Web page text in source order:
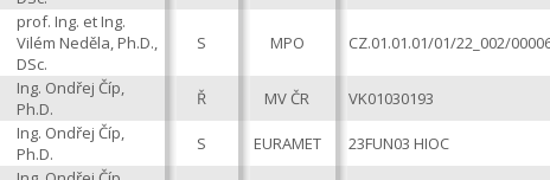
prof. Ing. et Ing.
Vilém Neděla, Ph.D.,
DSc.
S MPO CZ.01.01.01/01/22_002/
Ing. Ondřej Číp,
Ph.D.
Ř MV ČR VK01030193
Ing. Ondřej Číp,
Ph.D.
S EURAMET 23FUN03 HIOC